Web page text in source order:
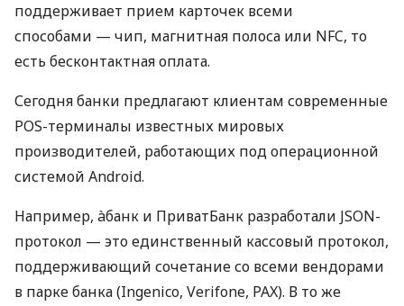
поддерживает прием карточек всеми
способами — чип, магнитная полоса или NFC, то
есть бесконтактная оплата.
Сегодня банки предлагают клиентам современные
POS-терминалы известных мировых
производителей, работающих под операционной
системой Android.
Например, àбанк и ПриватБанк разработали JSON-
протокол — это единственный кассовый протокол,
поддерживающий сочетание со всеми вендорами
в парке банка (Ingenico, Verifone, PAX). В то же